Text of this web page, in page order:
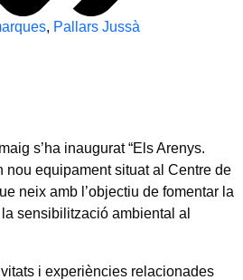
, Pallars Jussà
s’ha inaugurat “Els Arenys.
nou equipament situat al Centre de
neix amb l’objectiu de fomentar la
sensibilització ambiental al
i experiències relacionades